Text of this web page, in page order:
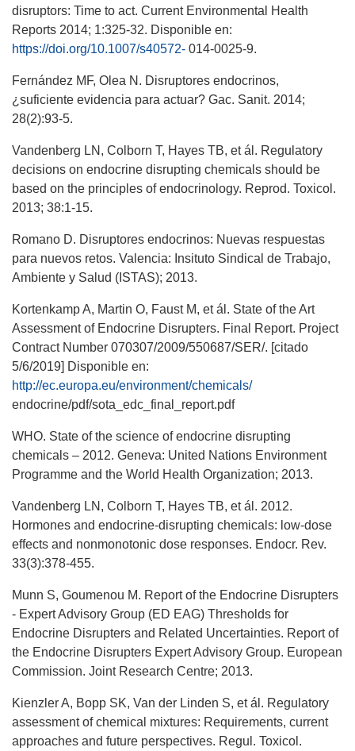
disruptors: Time to act. Current Environmental Health
Reports 2014; 1:325-32. Disponible en:
https://doi.org/10.1007/s40572- 014-0025-9.
Fernández MF, Olea N. Disruptores endocrinos,
¿suficiente evidencia para actuar? Gac. Sanit. 2014;
28(2):93-5.
Vandenberg LN, Colborn T, Hayes TB, et ál. Regulatory
decisions on endocrine disrupting chemicals should be
based on the principles of endocrinology. Reprod. Toxicol.
2013; 38:1-15.
Romano D. Disruptores endocrinos: Nuevas respuestas
para nuevos retos. Valencia: Insituto Sindical de Trabajo,
Ambiente y Salud (ISTAS); 2013.
Kortenkamp A, Martin O, Faust M, et ál. State of the Art
Assessment of Endocrine Disrupters. Final Report. Project
Contract Number 070307/2009/550687/SER/. [citado
5/6/2019] Disponible en:
http://ec.europa.eu/environment/chemicals/
endocrine/pdf/sota_edc_final_report.pdf
WHO. State of the science of endocrine disrupting
chemicals – 2012. Geneva: United Nations Environment
Programme and the World Health Organization; 2013.
Vandenberg LN, Colborn T, Hayes TB, et ál. 2012.
Hormones and endocrine-disrupting chemicals: low-dose
effects and nonmonotonic dose responses. Endocr. Rev.
33(3):378-455.
Munn S, Goumenou M. Report of the Endocrine Disrupters
- Expert Advisory Group (ED EAG) Thresholds for
Endocrine Disrupters and Related Uncertainties. Report of
the Endocrine Disrupters Expert Advisory Group. European
Commission. Joint Research Centre; 2013.
Kienzler A, Bopp SK, Van der Linden S, et ál. Regulatory
assessment of chemical mixtures: Requirements, current
approaches and future perspectives. Regul. Toxicol.